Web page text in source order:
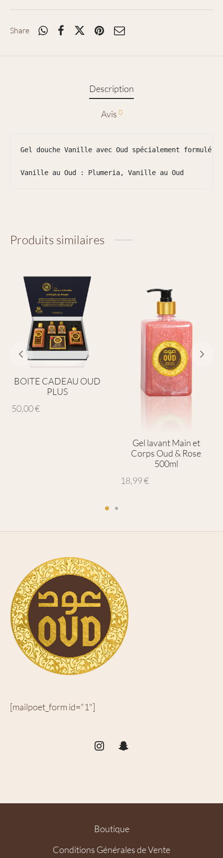
Share
Description
Avis 0
Gel douche Vanille avec Oud spécialement
Vanille au Oud : Plumeria, Vanille au Oud
Produits similaires
BOITE CADEAU OUD
PLUS
50,00€
Gel lavant Main et
Corps Oud & Rose
500ml
18,99€
[mailpoet_form id="1"]
Boutique
Conditions Générales de Vente